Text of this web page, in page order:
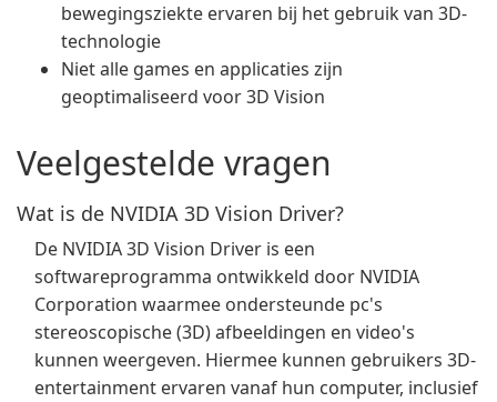
bewegingsziekte ervaren bij het gebruik van 3D-
technologie
Niet alle games en applicaties zijn
geoptimaliseerd voor 3D Vision
Veelgestelde vragen
Wat is de NVIDIA 3D Vision Driver?
De NVIDIA 3D Vision Driver is een
softwareprogramma ontwikkeld door NVIDIA
Corporation waarmee ondersteunde pc's
stereoscopische (3D) afbeeldingen en video's
kunnen weergeven. Hiermee kunnen gebruikers 3D-
entertainment ervaren vanaf hun computer, inclusief